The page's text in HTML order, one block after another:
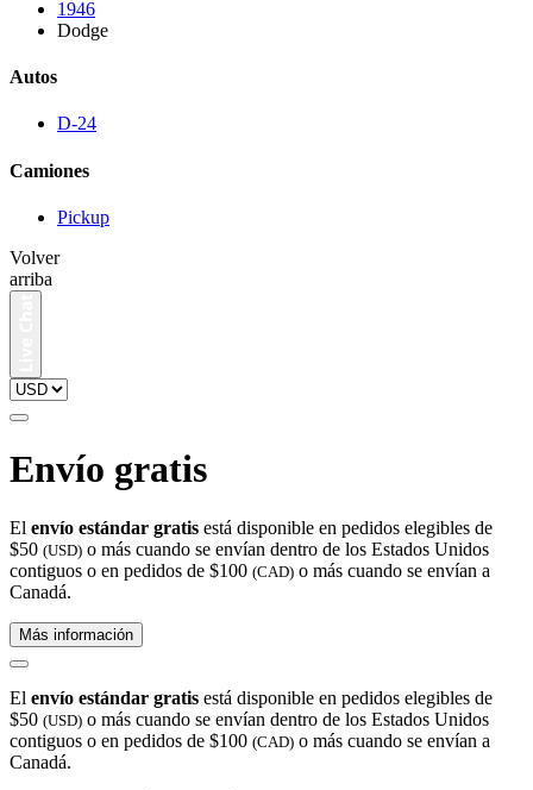
1946
Dodge
Autos
D-24
Camiones
Pickup
Volver
arriba
Envío gratis
El envío estándar gratis está disponible en pedidos elegibles de
$50 (USD) o más cuando se envían dentro de los Estados Unidos
contiguos o en pedidos de $100 (CAD) o más cuando se envían a
Canadá.
Más información
El envío estándar gratis está disponible en pedidos elegibles de
$50 (USD) o más cuando se envían dentro de los Estados Unidos
contiguos o en pedidos de $100 (CAD) o más cuando se envían a
Canadá.